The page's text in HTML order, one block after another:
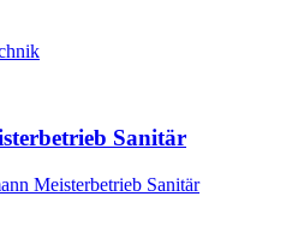
Sanitär
Meisterbetrieb Sanitär